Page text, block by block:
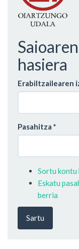
Saioaren
hasiera
Erabiltzailearen
Pasahitza *
Sortu kontu
Eskatu
berria
Sartu